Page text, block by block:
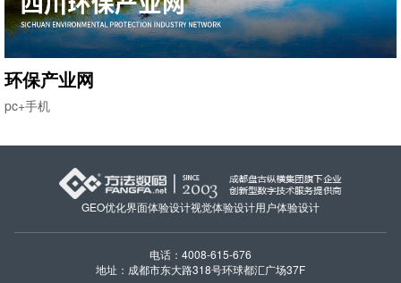
环保产业网
pc+手机
GEO优化界面体验设计视觉体验设计用户体验设计
电话：4008-615-676
地址：成都市东大路318号环球都汇广场37F